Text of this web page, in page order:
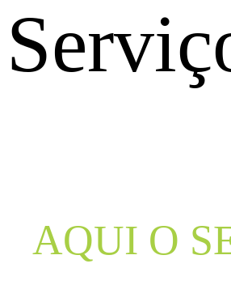
AQUI O